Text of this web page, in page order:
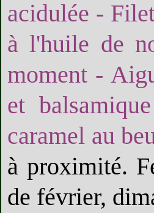
acidulée -
à l'huile de
moment -
et
caramel au
à proximité.
de février,